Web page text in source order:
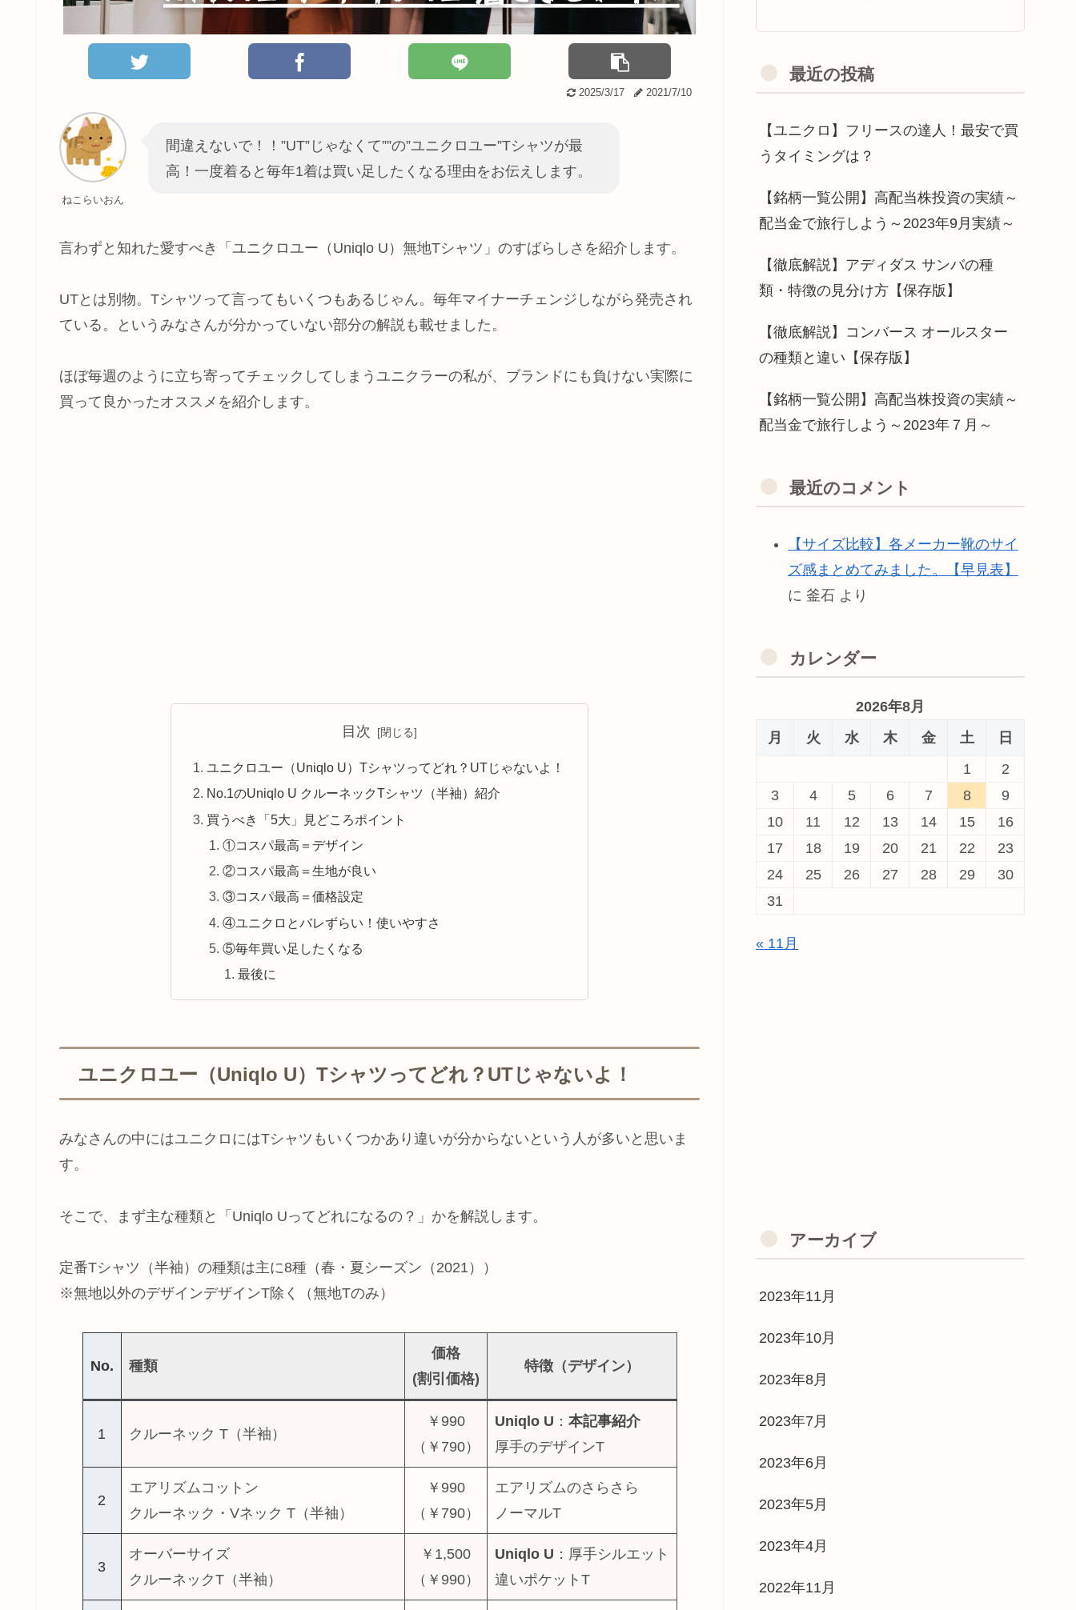
2025/3/17 2021/7/10
ねこらいおん
間違えないで！！”UT”じゃなくて””の”ユニクロユー”Tシャツが最
高！一度着ると毎年1着は買い足したくなる理由をお伝えします。
言わずと知れた愛すべき「ユニクロユー（Uniqlo U）無地Tシャツ」のすばらしさを紹介します。
UTとは別物。Tシャツって言ってもいくつもあるじゃん。毎年マイナーチェンジしながら発売され
ている。というみなさんが分かっていない部分の解説も載せました。
ほぼ毎週のように立ち寄ってチェックしてしまうユニクラーの私が、ブランドにも負けない実際に
買って良かったオススメを紹介します。
目次
ユニクロユー（Uniqlo U）Tシャツってどれ？UTじゃないよ！
No.1のUniqlo U クルーネックTシャツ（半袖）紹介
買うべき「5大」見どころポイント
①コスパ最高＝デザイン
②コスパ最高＝生地が良い
③コスパ最高＝価格設定
④ユニクロとバレずらい！使いやすさ
⑤毎年買い足したくなる
最後に
ユニクロユー（Uniqlo U）Tシャツってどれ？UTじゃないよ！
みなさんの中にはユニクロにはTシャツもいくつかあり違いが分からないという人が多いと思いま
す。
そこで、まず主な種類と「Uniqlo Uってどれになるの？」かを解説します。
定番Tシャツ（半袖）の種類は主に8種（春・夏シーズン（2021））
※無地以外のデザインデザインT除く（無地Tのみ）
No. 種類
価格
(割引価格)
特徴（デザイン）
1 クルーネック T（半袖）
￥990
（￥790）
Uniqlo U ： 本記事紹介
厚手のデザインT
2
エアリズムコットン
クルーネック・Vネック T（半袖）
￥990
（￥790）
エアリズムのさらさら
ノーマルT
3
オーバーサイズ
クルーネックT（半袖）
￥1,500
（￥990）
Uniqlo U ：厚手シルエット
違いポケットT
最近の投稿
【ユニクロ】フリースの達人！最安で買
うタイミングは？
【銘柄一覧公開】高配当株投資の実績～
配当金で旅行しよう～2023年9月実績～
【徹底解説】アディダス サンバの種
類・特徴の見分け方【保存版】
【徹底解説】コンバース オールスター
の種類と違い【保存版】
【銘柄一覧公開】高配当株投資の実績～
配当金で旅行しよう～2023年７月～
最近のコメント
【サイズ比較】各メーカー靴のサイ
ズ感まとめてみました。【早見表】
に 釜石 より
カレンダー
2026年8月
月
火 水 木 金 土
日
1
2
3
4 5 6 7 8
9
10
11 12 13 14 15
16
17
18 19 20 21 22
23
24
25 26 27 28 29
30
31
« 11月
アーカイブ
2023年11月
2023年10月
2023年8月
2023年7月
2023年6月
2023年5月
2023年4月
2022年11月